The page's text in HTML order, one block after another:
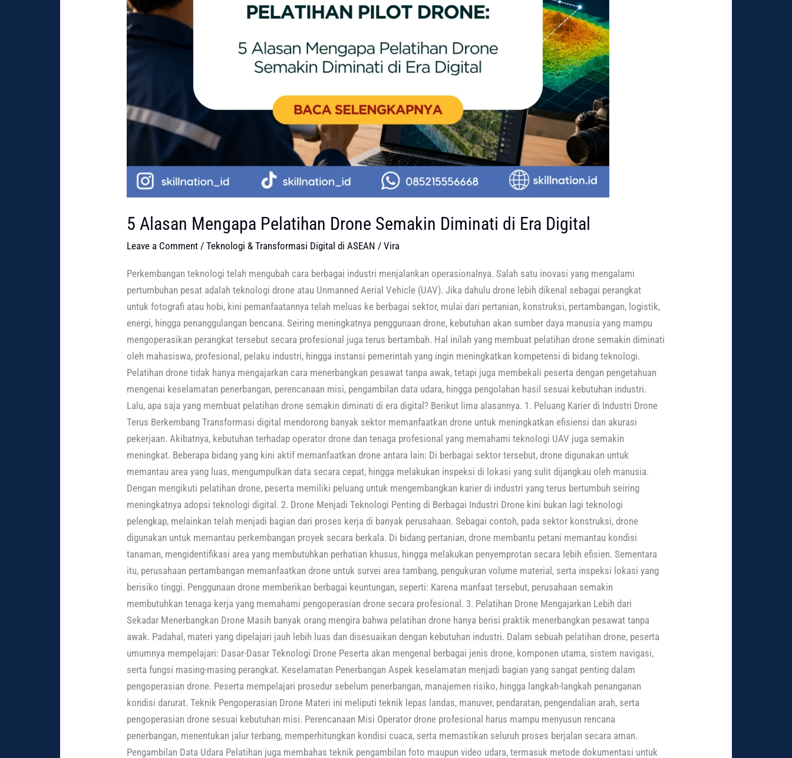
5 Alasan Mengapa Pelatihan Drone Semakin Diminati di Era Digital
Leave a Comment /Teknologi & Transformasi Digital di ASEAN /Vira
Perkembangan teknologi telah mengubah cara berbagai industri menjalankan operasionalnya. Salah satu inovasi yang mengalami
pertumbuhan pesat adalah teknologi drone atau Unmanned Aerial Vehicle (UAV). Jika dahulu drone lebih dikenal sebagai perangkat
untuk fotografi atau hobi, kini pemanfaatannya telah meluas ke berbagai sektor, mulai dari pertanian, konstruksi, pertambangan, logistik,
energi, hingga penanggulangan bencana. Seiring meningkatnya penggunaan drone, kebutuhan akan sumber daya manusia yang mampu
mengoperasikan perangkat tersebut secara profesional juga terus bertambah. Hal inilah yang membuat pelatihan drone semakin diminati
oleh mahasiswa, profesional, pelaku industri, hingga instansi pemerintah yang ingin meningkatkan kompetensi di bidang teknologi.
Pelatihan drone tidak hanya mengajarkan cara menerbangkan pesawat tanpa awak, tetapi juga membekali peserta dengan pengetahuan
mengenai keselamatan penerbangan, perencanaan misi, pengambilan data udara, hingga pengolahan hasil sesuai kebutuhan industri.
Lalu, apa saja yang membuat pelatihan drone semakin diminati di era digital? Berikut lima alasannya. 1. Peluang Karier di Industri Drone
Terus Berkembang Transformasi digital mendorong banyak sektor memanfaatkan drone untuk meningkatkan efisiensi dan akurasi
pekerjaan. Akibatnya, kebutuhan terhadap operator drone dan tenaga profesional yang memahami teknologi UAV juga semakin
meningkat. Beberapa bidang yang kini aktif memanfaatkan drone antara lain: Di berbagai sektor tersebut, drone digunakan untuk
memantau area yang luas, mengumpulkan data secara cepat, hingga melakukan inspeksi di lokasi yang sulit dijangkau oleh manusia.
Dengan mengikuti pelatihan drone, peserta memiliki peluang untuk mengembangkan karier di industri yang terus bertumbuh seiring
meningkatnya adopsi teknologi digital. 2. Drone Menjadi Teknologi Penting di Berbagai Industri Drone kini bukan lagi teknologi
pelengkap, melainkan telah menjadi bagian dari proses kerja di banyak perusahaan. Sebagai contoh, pada sektor konstruksi, drone
digunakan untuk memantau perkembangan proyek secara berkala. Di bidang pertanian, drone membantu petani memantau kondisi
tanaman, mengidentifikasi area yang membutuhkan perhatian khusus, hingga melakukan penyemprotan secara lebih efisien. Sementara
itu, perusahaan pertambangan memanfaatkan drone untuk survei area tambang, pengukuran volume material, serta inspeksi lokasi yang
berisiko tinggi. Penggunaan drone memberikan berbagai keuntungan, seperti: Karena manfaat tersebut, perusahaan semakin
membutuhkan tenaga kerja yang memahami pengoperasian drone secara profesional. 3. Pelatihan Drone Mengajarkan Lebih dari
Sekadar Menerbangkan Drone Masih banyak orang mengira bahwa pelatihan drone hanya berisi praktik menerbangkan pesawat tanpa
awak. Padahal, materi yang dipelajari jauh lebih luas dan disesuaikan dengan kebutuhan industri. Dalam sebuah pelatihan drone, peserta
umumnya mempelajari: Dasar-Dasar Teknologi Drone Peserta akan mengenal berbagai jenis drone, komponen utama, sistem navigasi,
serta fungsi masing-masing perangkat. Keselamatan Penerbangan Aspek keselamatan menjadi bagian yang sangat penting dalam
pengoperasian drone. Peserta mempelajari prosedur sebelum penerbangan, manajemen risiko, hingga langkah-langkah penanganan
kondisi darurat. Teknik Pengoperasian Drone Materi ini meliputi teknik lepas landas, manuver, pendaratan, pengendalian arah, serta
pengoperasian drone sesuai kebutuhan misi. Perencanaan Misi Operator drone profesional harus mampu menyusun rencana
penerbangan, menentukan jalur terbang, memperhitungkan kondisi cuaca, serta memastikan seluruh proses berjalan secara aman.
Pengambilan Data Udara Pelatihan juga membahas teknik pengambilan foto maupun video udara, termasuk metode dokumentasi untuk